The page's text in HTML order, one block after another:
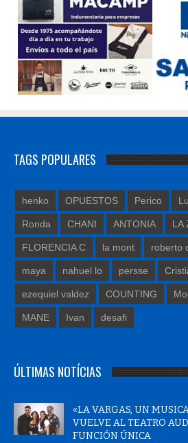
TAGS POPULARES
henko OPUESTOS Perico
Ronda CHANI ANTONIA LA
FLORENCIA C la mont roberto
maya nahuel lo persse
ezequiel valdez COUNTING
MANE Ivan desafi
ÚLTIMAS NOTÍCIAS
«LA VARGAS, UN
VUELVE AL TEATRO
FUNCIÓN ÚNICA